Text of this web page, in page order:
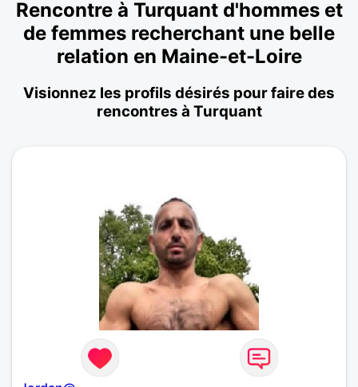
Rencontre à Turquant d'hommes et
de femmes recherchant une belle
relation en Maine-et-Loire
Visionnez les profils désirés pour faire des
rencontres à Turquant